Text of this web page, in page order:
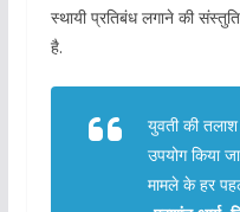
स्थायी प्रतिबंध लगाने की
है.
युवती की
उपयोग किया
मामले के हर